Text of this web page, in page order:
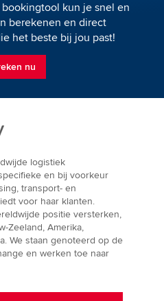
kun je snel en
berekenen en direct
het beste bij jou past!
nu
logistiek
en bij voorkeur
transport- en
voor haar klanten.
positie versterken,
Zeeland, Amerika,
We staan genoteerd op de
en werken toe naar